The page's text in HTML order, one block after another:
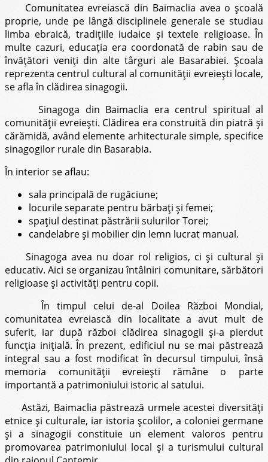
Comunitatea evreiască din Baimaclia avea o şcoală
proprie, unde pe lângă disciplinele generale se studiau
limba ebraică, tradiţiile iudaice şi textele religioase. În
multe cazuri, educaţia era coordonată de rabin sau de
învăţători veniţi din alte târguri ale Basarabiei. Şcoala
reprezenta centrul cultural al comunităţii evreieşti locale,
se afla în clădirea sinagogii.
Sinagoga din Baimaclia era centrul spiritual al
comunităţii evreieşti. Clădirea era construită din piatră şi
cărămidă, având elemente arhitecturale simple, specifice
sinagogilor rurale din Basarabia.
În interior se aflau:
sala principală de rugăciune;
locurile separate pentru bărbaţi şi femei;
spaţiul destinat păstrării sulurilor Torei;
candelabre şi mobilier din lemn lucrat manual.
Sinagoga avea nu doar rol religios, ci şi cultural şi
educativ. Aici se organizau întâlniri comunitare, sărbători
religioase şi activităţi pentru copii.
În timpul celui de-al Doilea Război Mondial,
comunitatea evreiască din localitate a avut mult de
suferit, iar după război clădirea sinagogii şi-a pierdut
funcţia iniţială. În prezent, edificiul nu se mai păstrează
integral sau a fost modificat în decursul timpului, însă
memoria comunităţii evreieşti rămâne o parte
importantă a patrimoniului istoric al satului.
Astăzi, Baimaclia păstrează urmele acestei diversităţi
etnice şi culturale, iar istoria şcolilor, a coloniei germane
şi a sinagogii constituie un element valoros pentru
promovarea patrimoniului local şi a turismului cultural